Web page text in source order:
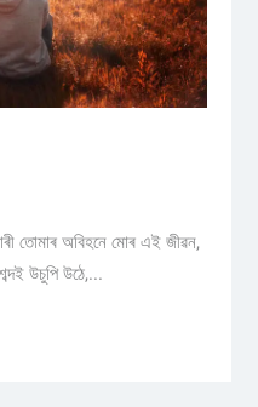
তোমাৰ অবিহনে মোৰ এই জীৱন,
উচুপি উঠে,...